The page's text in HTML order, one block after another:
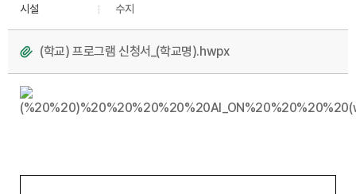
시설
수지
(학교) 프로그램 신청서_(학교명).hwpx